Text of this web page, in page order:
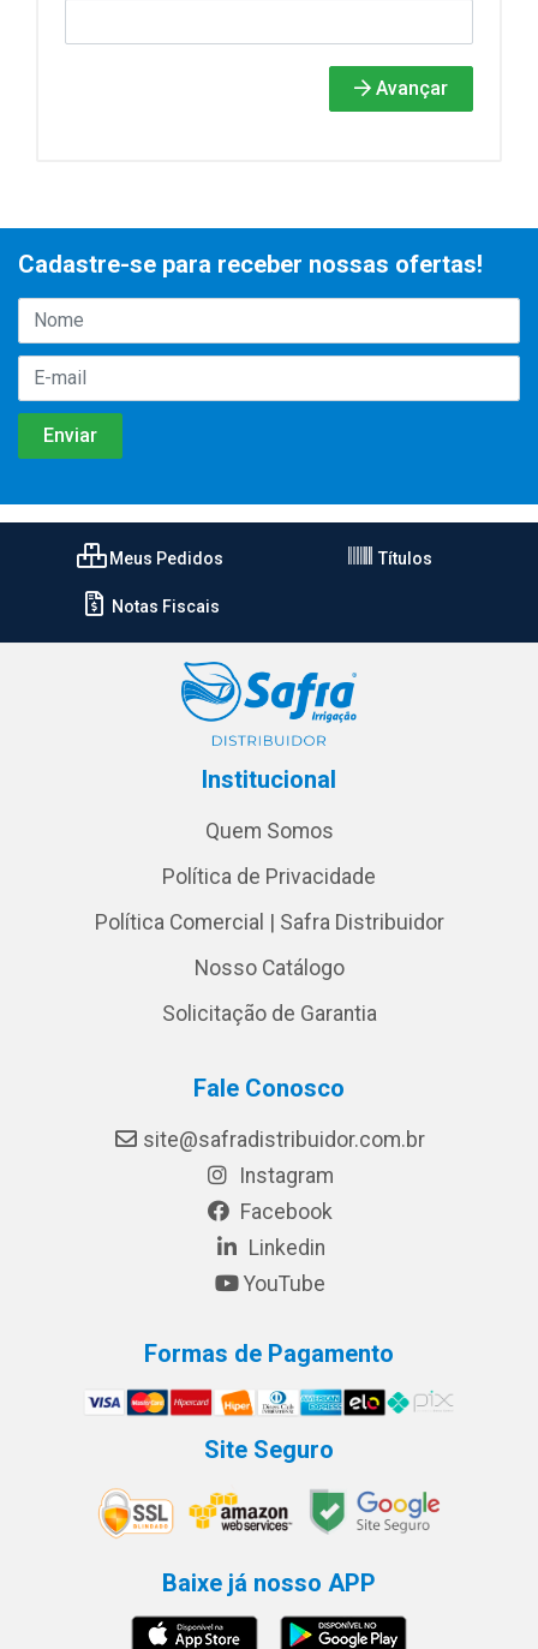
Avançar
Cadastre-se para receber nossas ofertas!
Meus Pedidos Títulos
Notas Fiscais
Institucional
Quem Somos
Política de Privacidade
Política Comercial | Safra Distribuidor
Nosso Catálogo
Solicitação de Garantia
Fale Conosco
site@safradistribuidor.com.br
Instagram
Facebook
Linkedin
YouTube
Formas de Pagamento
Site Seguro
Baixe já nosso APP